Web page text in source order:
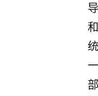
导
和
统
一
部